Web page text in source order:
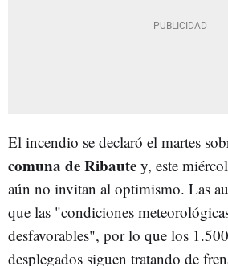
El incendio se declaró el martes
comuna deRibaute y, este
aún no invitan al optimismo. Las
que las "condiciones
desfavorables", por lo que los
desplegados siguen tratando de